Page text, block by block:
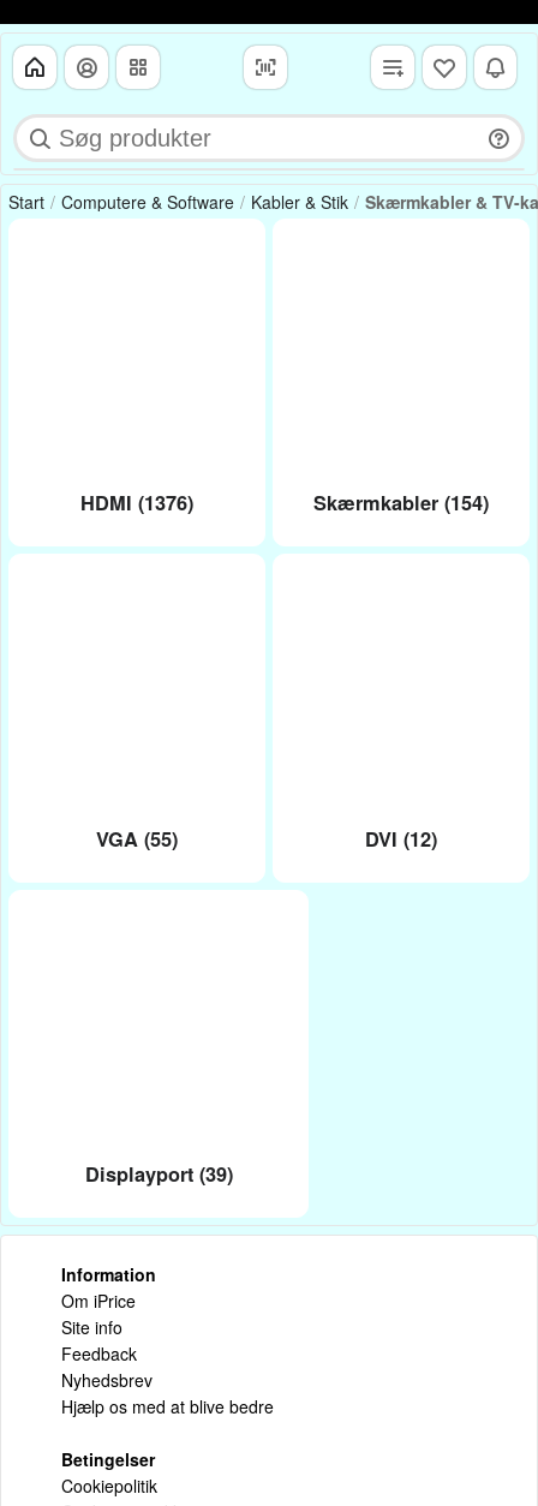
Start Computere & Software Kabler & Stik Skærmkabler & TV-
HDMI (1376) Skærmkabler (154)
VGA (55) DVI (12)
Displayport (39)
Information
Om iPrice
Site info
Feedback
Nyhedsbrev
Hjælp os med at blive bedre
Betingelser
Cookiepolitik